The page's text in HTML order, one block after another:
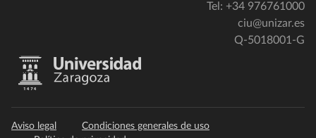
Tel: +34 976761000
ciu@unizar.es
Q-5018001-G
Aviso legal
Condiciones generales de uso